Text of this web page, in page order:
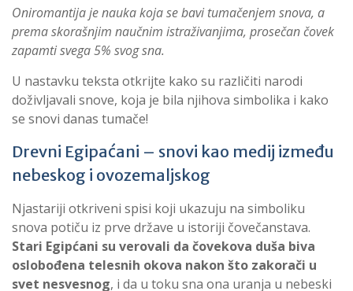
Oniromantija je nauka koja se bavi tumačenjem snova, a
prema skorašnjim naučnim istraživanjima, prosečan čovek
zapamti svega 5% svog sna.
U nastavku teksta otkrijte kako su različiti narodi
doživljavali snove, koja je bila njihova simbolika i kako
se snovi danas tumače!
Drevni Egipaćani – snovi kao medij između
nebeskog i ovozemaljskog
Njastariji otkriveni spisi koji ukazuju na simboliku
snova potiču iz prve države u istoriji čovečanstava.
Stari Egipćani su verovali da čovekova duša biva
oslobođena telesnih okova nakon što zakorači u
svet nesvesnog, i da u toku sna ona uranja u nebeski